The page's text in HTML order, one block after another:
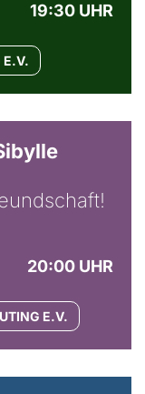
19:30 UHR
E.V.
20:00 UHR
E.V.